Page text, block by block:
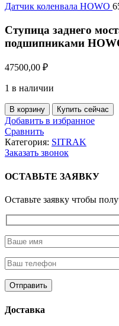
Датчик коленвала HOWO
Ступица заднего
подшипниками
47500,00 ₽
1 в наличии
Количество
товара
Ступица
заднего
моста
(4,77)
в
с
подшипниками
HOWO
T5G(Оригинал)
В корзину Купить сейчас
Добавить в избранное
Сравнить
Категория: SITRAK
Заказать звонок
ОСТАВЬТЕ ЗАЯВКУ
Оставьте заявку чтобы
Доставка